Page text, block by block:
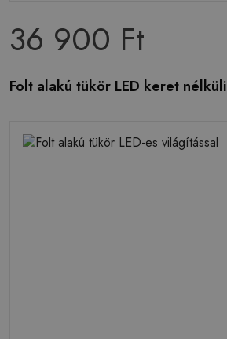
36 900 Ft
Folt alakú tükör LED keret nélküli